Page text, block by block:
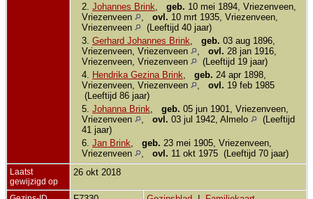
2. Johannes Brink geb. 10 mei 1894, Vriezenveen,
Vriezenveen
ovl. 10 mrt 1935, Vriezenveen,
Vriezenveen
(Leeftijd 40 jaar)
3. Gerhard Johannes Brink geb. 03 aug 1896,
Vriezenveen, Vriezenveen
ovl. 28 jan 1916,
Vriezenveen, Vriezenveen
(Leeftijd 19 jaar)
4.
Hendrika Gezina Brink geb. 24 apr 1898,
Vriezenveen, Vriezenveen
ovl. 19 feb 1985
(Leeftijd 86 jaar)
5. Johanna Brink geb. 05 jun 1901, Vriezenveen,
Vriezenveen
ovl. 03 jul 1942, Almelo
(Leeftijd
41 jaar)
6. Jan Brink geb. 23 mei 1905, Vriezenveen,
Vriezenveen
ovl. 11 okt 1975 (Leeftijd 70 jaar)
Laatst
gewijzigd op
26 okt 2018